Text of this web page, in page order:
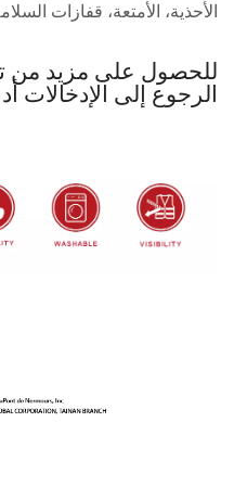
الأحذية، الأمتعة، قفازات
للحصول على مزيد من
الرجوع إلى الإدخالات